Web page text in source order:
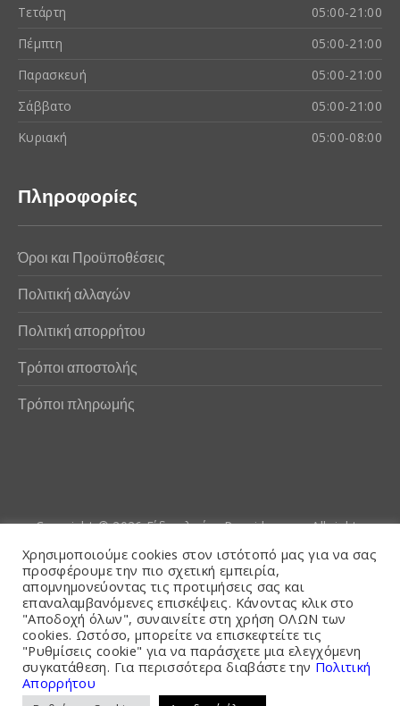
Τετάρτη
05:00-21:00
Πέμπτη
05:00-21:00
Παρασκευή
05:00-21:00
Σάββατο
05:00-21:00
Κυριακή
05:00-08:00
Πληροφορίες
Όροι και Προϋποθέσεις
Πολιτική αλλαγών
Πολιτική απορρήτου
Τρόποι αποστολής
Τρόποι πληρωμής
Copyright © 2026Είδη αλιείας Poseidwnn.gr. All rights
reserved. Powered by
PlexusCore
Όροι και Προϋποθέσεις
Χρησιμοποιούμε cookies στον ιστότοπό μας για να σας
προσφέρουμε την πιο σχετική εμπειρία,
απομνημονεύοντας τις προτιμήσεις σας και
επαναλαμβανόμενες επισκέψεις. Κάνοντας κλικ στο
"Αποδοχή όλων", συναινείτε στη χρήση ΟΛΩΝ των
cookies. Ωστόσο, μπορείτε να επισκεφτείτε τις
"Ρυθμίσεις cookie" για να παράσχετε μια ελεγχόμενη
συγκατάθεση. Για περισσότερα διαβάστε την Πολιτική
Απορρήτου